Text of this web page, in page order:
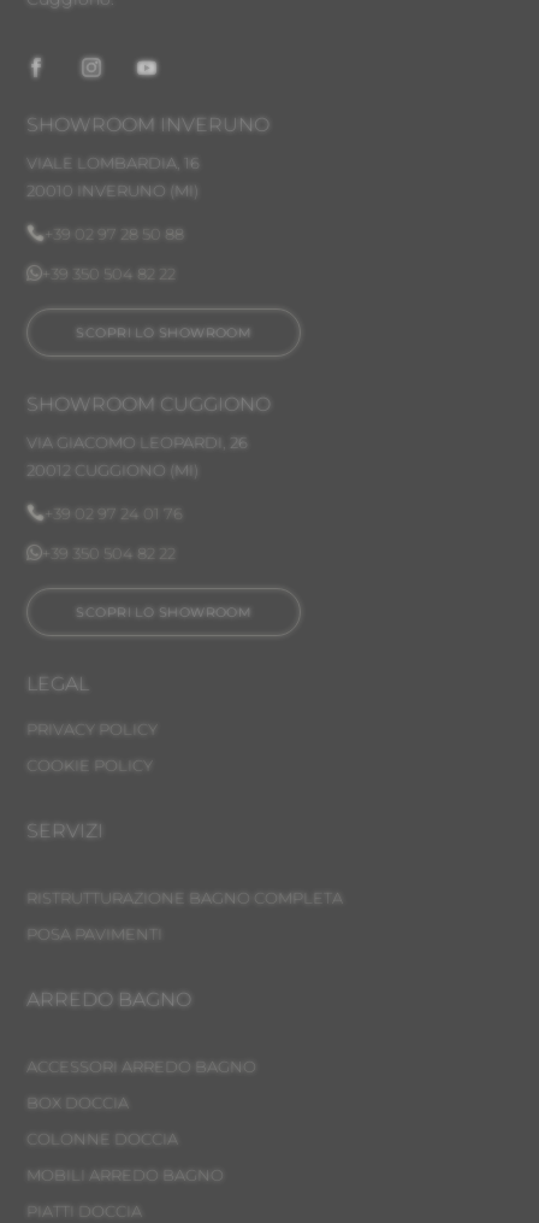
SHOWROOM INVERUNO
VIALE LOMBARDIA, 16
20010 INVERUNO (MI)
+39 02 97 28 50 88
+39 350 504 82 22
SCOPRI LO SHOWROOM
SHOWROOM CUGGIONO
VIA GIACOMO LEOPARDI, 26
20012 CUGGIONO (MI)
+39 02 97 24 01 76
+39 350 504 82 22
SCOPRI LO SHOWROOM
LEGAL
PRIVACY POLICY
COOKIE POLICY
SERVIZI
RISTRUTTURAZIONE BAGNO COMPLETA
POSA PAVIMENTI
ARREDO BAGNO
ACCESSORI ARREDO BAGNO
BOX DOCCIA
COLONNE DOCCIA
MOBILI ARREDO BAGNO
PIATTI DOCCIA